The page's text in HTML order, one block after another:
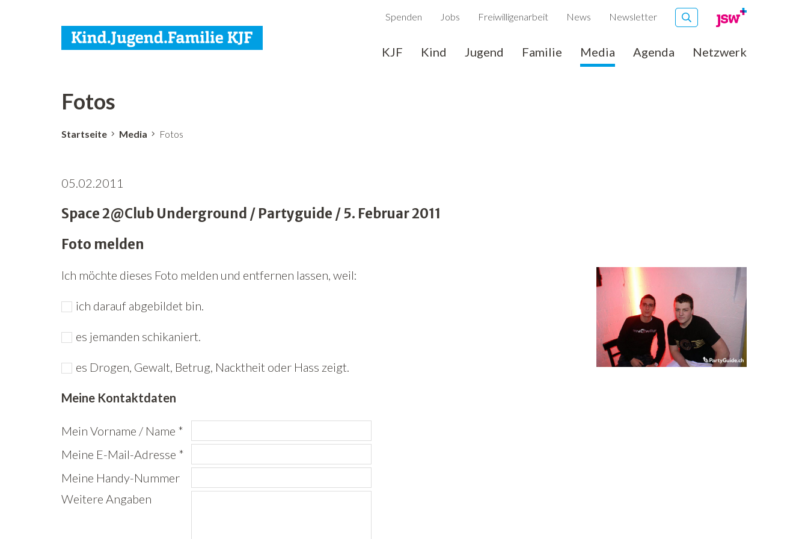
Spenden Jobs Freiwilligenarbeit News Newsletter
KJF Kind Jugend Familie Media Agenda Netzwerk
Fotos
Startseite Media Fotos
05.02.2011
Space 2@Club Underground / Partyguide / 5. Februar 2011
Foto melden
Ich möchte dieses Foto melden und entfernen lassen, weil:
ich darauf abgebildet bin.
es jemanden schikaniert.
es Drogen, Gewalt, Betrug, Nacktheit oder Hass zeigt.
Meine Kontaktdaten
Mein Vorname / Name *
Meine E-Mail-Adresse *
Meine Handy-Nummer
Weitere Angaben